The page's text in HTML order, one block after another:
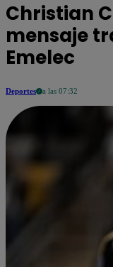
Christian
mensaje
Emelec
Deportes a las 07:32